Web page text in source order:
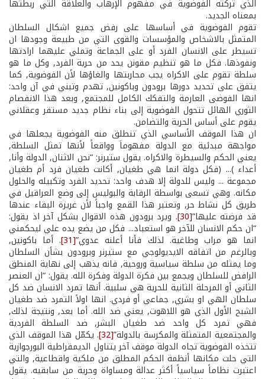
الذي تركته الفوضوية في مفهوم الإرهاب والعلاقة التي ربطتها
بمعناه الجديد.
تقوم الفوضوية في أساسها على رفض جميع اشكال السلطان
المتمثل بالاشخاص والمؤسسات والقوى التي من طبيعة وجودها ان
تسيطر على الانسان الفرد أو على الجماعة وتملي عليهما ارادتها
ونفوذها. فكل ما هو تنظيم مقونن يحد من حرية الفرد, وكل ما هو
سلطة تقوم على الاكراه يجب محاربتها والغاؤها لأن الفوضوية, كما
يتفق على تحديد دورها برودون وباكونين, تهدم وتبني في آن واحد:
انها الفوضى العارمة والتفكك الكامل للمجتمع, وبعد هذا الانفصام
الثوري الهائل تتحول الفوضوية إلى بناء نظام جديد مستقر وعقلاني
يقوم على أساس الحرية والتضامن.
ان هذا الموقف الأساسي الذي تنطلق منه الفوضوية يجعلها في
مواجهة مبدئية مع الدولة مفهوماَ وواقعاً لأنها تمثل السلطة,
يعني الحكم والسيطرة والاكراه. يقول ستيرنر: “نحن الاثنان, الدولة وأنا,
أعداء )... (فكل دولة انما هي طغيان, أكانت طغيان فرد أم طغيان
مجموعة ... وليس للدولة إلا هدف واحد: تحديد الفرد وتكبيله والحلول
مكانه. وهي تسعى بواسطة الرقابة والبوليس إلى وضع العراقيل في
طريق كل نشاط حر, وتعتبر هذا القمع واجباً لأن غريزة البقاء عندها
قد فرضته عليها”[30] . ويرد برودون هذه الاقوال بشكل آخر اذ يقول:
“ان حكم الانسان للآخر هو استعباد... فكل من يضع يده علي ليحكمني
انما هو مراب وطاغية. لذلك فأنا أعلنه عدوي”[31] . أما باكونين,
وبالرغم من اتفاقه الايديولوجي مع ستيرنر وبرودون بشأن السلطان
وما يمثله من سلطة سياسية وروحية, فانه يذهب إلى نهاية المنطق
الرافض للسلطان ويجمع بين فكرة الدولة وفكرة الله. يقول: “ان العنصر
الثاني أو المرحلة الثانية للحرية هي سلبية. أنها تمرد الانسان ضد كل
سلطان الهي او بشري, جماعي أو فردي. انها اولاً التمرد ضد طغيان
الشبح الأول الذي هو اللاهوت, يعني ضد الله. أما بعد, ونتيجة لذلك,
فهي تمرد كل واحد ضد طغيان البشر, ضد السلطة الفردية
والمجتمعية المتمثلة والمكرسة بالدولة”[32] . يكمّل هذا الموقف الذي
تتخذه الفوضوية تجاه الدولة موقف آخر يتناول الديمقراطية البورجوازية
التي حلت مكانها أنظمة الحكم المطلق من ملكية واقطاعية, والتي
اعتبرت نظاماً سياسياً أكثر عدالة ومساواة وحرية من سابقيه. يقول